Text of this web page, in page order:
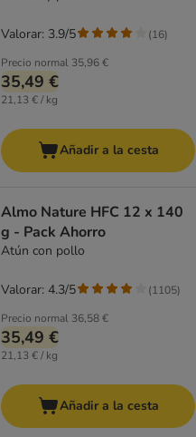
Precio normal 35,96 €
35,49 €
21,13 € / kg
Valorar: 3.9/5 (16)
Añadir a la cesta
Almo Nature HFC 12 x 140
g - Pack Ahorro
Atún con pollo
Precio normal 36,58 €
35,49 €
21,13 € / kg
Valorar: 4.3/5 (1105)
Añadir a la cesta